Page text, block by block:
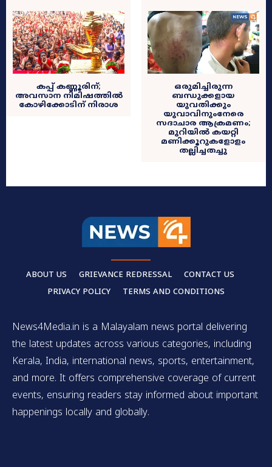
കപ്പ് കണ്ണൂരിന്;
അവസാന നിമിഷത്തിൽ
കോഴിക്കോടിന് നിരാശ
ഒരുമിച്ചിരുന്ന
ബന്ധുക്കളായ
യുവതിക്കും
യുവാവിനുംനേരെ
സദാചാര ആക്രമണം;
മുറിയിൽ കയറ്റി
മണിക്കൂറുകളോളം
തല്ലിച്ചതച്ചു
ABOUT US GRIEVANCE REDRESSAL
CONTACT US
PRIVACY POLICY
TERMS AND CONDITIONS
News4Media.in is a Malayalam news portal delivering
the latest updates across various categories, including
Kerala, India, international news, sports, entertainment,
and more. It offers comprehensive coverage of current
events, ensuring readers stay informed about important
happenings locally and globally.